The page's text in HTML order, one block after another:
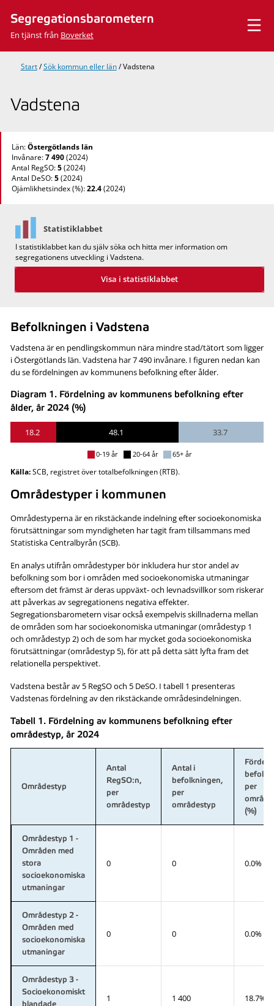
innehåll
Segregationsbarometern
En tjänst från Boverket
Start/Sök kommun eller län/Vadstena
Vadstena
Län:Östergötlands län
Invånare:7 490(2024)
Antal RegSO:5(2024)
Antal DeSO:5(2024)
Ojämlikhetsindex (%):22.4(2024)
Statistiklabbet
I statistiklabbet kan du själv söka och hitta mer information om
segregationens utveckling i Vadstena.
Visa i statistiklabbet
Befolkningen i Vadstena
Vadstena är en pendlingskommun nära mindre stad/tätort som ligger
i Östergötlands län. Vadstena har 7 490 invånare. I figuren nedan kan
du se fördelningen av kommunens befolkning efter ålder.
Diagram 1. Fördelning av kommunens befolkning efter
ålder, år 2024 (%)
18.2 48.1 33.7
0-19 år 20-64 år 65+ år
Källa:SCB, registret över totalbefolkningen (RTB).
Områdestyper i kommunen
Områdestyperna är en rikstäckande indelning efter socioekonomiska
förutsättningar som myndigheten har tagit fram tillsammans med
Statistiska Centralbyrån (SCB).
En analys utifrån områdestyper bör inkludera hur stor andel av
befolkning som bor i områden med socioekonomiska utmaningar
eftersom det främst är deras uppväxt- och levnadsvillkor som riskerar
att påverkas av segregationens negativa effekter.
Segregationsbarometern visar också exempelvis skillnaderna mellan
de områden som har socioekonomiska utmaningar (områdestyp 1
och områdestyp 2) och de som har mycket goda socioekonomiska
förutsättningar (områdestyp 5), för att på detta sätt lyfta fram det
relationella perspektivet.
Vadstena består av 5 RegSO och 5 DeSO. I tabell 1 presenteras
Vadstenas fördelning av den rikstäckande områdesindelningen.
Tabell 1. Fördelning av kommunens befolkning efter
områdestyp, år 2024
Områdestyp
Antal
RegSO:n,
per
områdestyp
Antal i
befolkningen,
per
områdestyp
per
(%)
Områdestyp 1 -
Områden med
stora
socioekonomiska
utmaningar
0 0 0.0%
Områdestyp 2 -
Områden med
socioekonomiska
utmaningar
0 0 0.0%
Områdestyp 3 -
Socioekonomiskt
1 1 400 18.7%